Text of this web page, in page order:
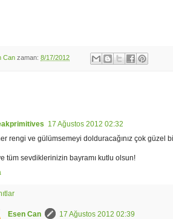
Can zaman: 8/17/2012
17 Ağustos 2012 02:32
rengi ve gülümsemeyi dolduracağınız çok güzel
tüm sevdiklerinizin bayramı kutlu olsun!
Esen Can
17 Ağustos 2012 02:39